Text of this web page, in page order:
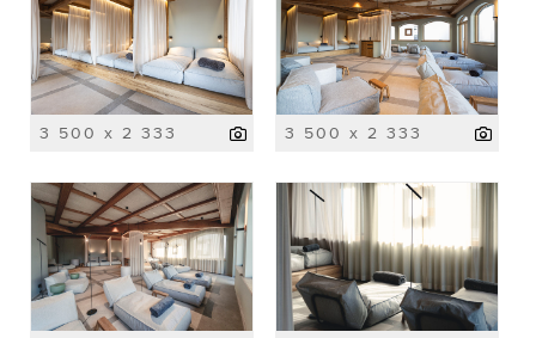
3 500 x 2 333 3 500 x 2 333